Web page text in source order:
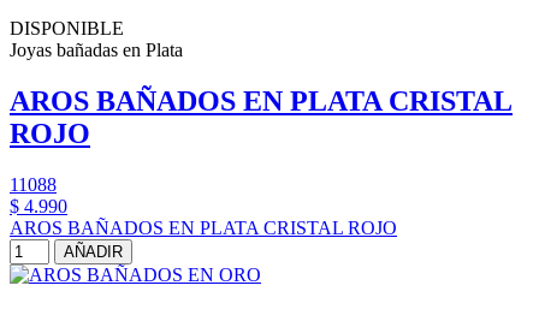
DISPONIBLE
Joyas bañadas en Plata
AROS BAÑADOS EN PLATA CRISTAL
ROJO
11088
$ 4.990
AROS BAÑADOS EN PLATA CRISTAL ROJO
AÑADIR